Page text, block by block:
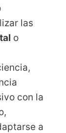
las
o
con la
a